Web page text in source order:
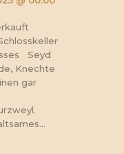
Seyd
Knechte
gar